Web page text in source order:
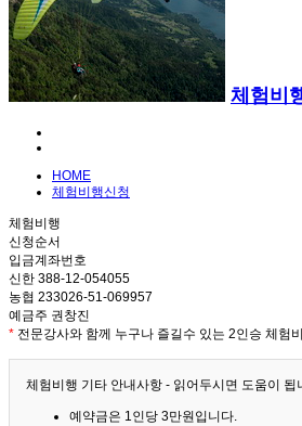
체험비
HOME
체험비행신청
체험비행
신청순서
입금계좌번호
신한 388-12-054055
농협 233026-51-069957
예금주 권창진
* 전문강사와 함께 누구나 즐길수 있는 2인승 체험
체험비행 기타 안내사항 - 읽어두시면 도움이 됩
예약금은 1인당 3만원입니다.